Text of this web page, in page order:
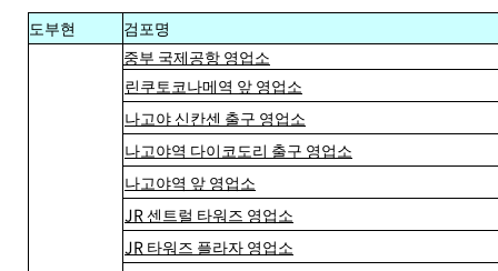
도부현
검포명
중부 국제공항 영업소
린쿠토코나메역 앞 영업소
나고야 신칸센 출구 영업소
나고야역 다이코도리 출구 영업소
나고야역 앞 영업소
JR 센트럴 타워즈 영업소
JR 타워즈 플라자 영업소